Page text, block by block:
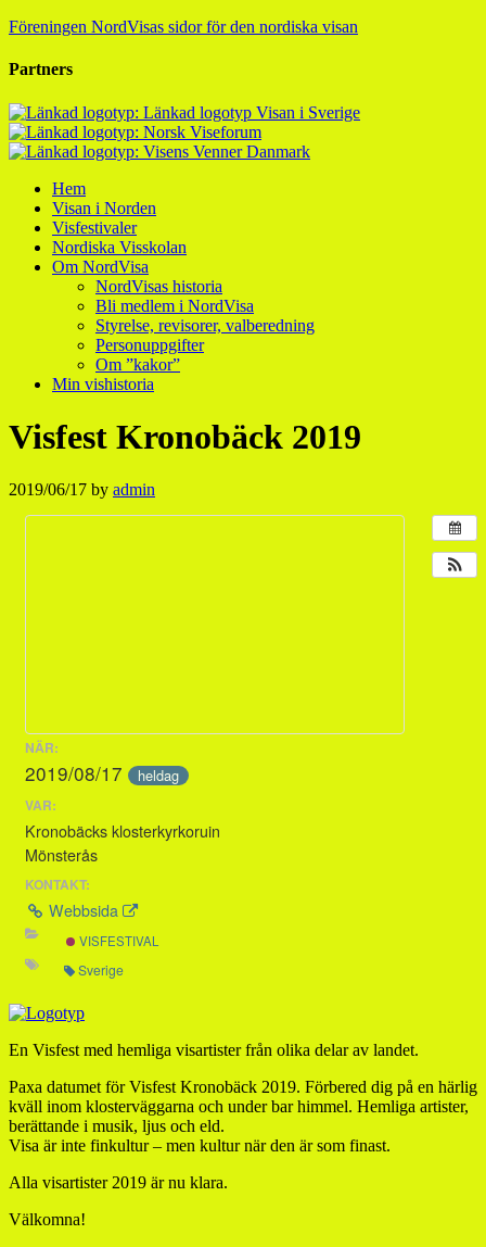
Föreningen NordVisas sidor för den nordiska visan
Partners
Hem
Visan i Norden
Visfestivaler
Nordiska Visskolan
Om NordVisa
NordVisas historia
Bli medlem i NordVisa
Styrelse, revisorer, valberedning
Personuppgifter
Om ”kakor”
Min vishistoria
Visfest Kronobäck 2019
2019/06/17 by admin
NÄR:
2019/08/17 heldag
VAR:
Kronobäcks klosterkyrkoruin
Mönsterås
KONTAKT:
Webbsida
VISFESTIVAL
Sverige
En Visfest med hemliga visartister från olika delar av landet.
Paxa datumet för Visfest Kronobäck 2019. Förbered dig på en härlig
kväll inom klosterväggarna och under bar himmel. Hemliga artister,
berättande i musik, ljus och eld.
Visa är inte finkultur – men kultur när den är som finast.
Alla visartister 2019 är nu klara.
Välkomna!